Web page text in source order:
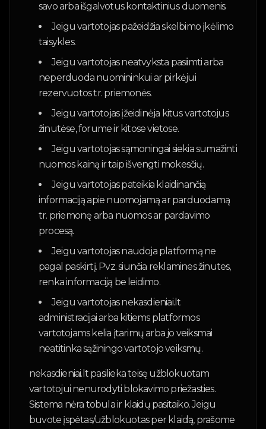
savo arba išgalvotus kontaktinius duomenis.
Jeigu vartotojas pažeidžia skelbimo įkėlimo
taisykles.
Jeigu vartotojas neatvyksta pasiimti arba
neperduoda nuomininkui ar pirkėjui
rezervuotos tr. priemonės.
Jeigu vartotojas įžeidinėja kitus vartotojus
žinutėse, forume ir kitose vietose.
Jeigu vartotojas sąmoningai siekia sumažinti
nuomos kainą ir taip išvengti mokesčių.
Jeigu vartotojas pateikia klaidinančią
informaciją apie nuomojamą ar parduodamą
tr. priemonę arba nuomos ar pardavimo
procesą.
Jeigu vartotojas naudoja platformą ne
pagal paskirtį. Pvz. siunčia reklamines žinutes,
renka informaciją be leidimo.
Jeigu vartotojas nekasdieniai.lt
administracijai arba kitiems platformos
vartotojams kelia įtarimų arba jo veiksmai
neatitinka sąžiningo vartotojo veiksmų.
nekasdieniai.lt pasilieka teisę užblokuotam
vartotojui nenurodyti blokavimo priežasties.
Sistema nėra tobula ir klaidų pasitaiko. Jeigu
buvote įspėtas/užblokuotas per klaidą, prašome